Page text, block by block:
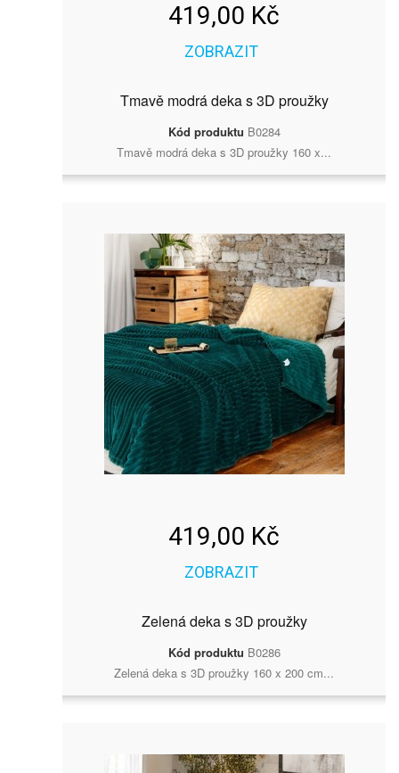
419,00 Kč
ZOBRAZIT
Tmavě modrá deka s 3D proužky
Kód produktu B0284
Tmavě modrá deka s 3D proužky 160 x...
419,00 Kč
ZOBRAZIT
Zelená deka s 3D proužky
Kód produktu B0286
Zelená deka s 3D proužky 160 x 200 cm...